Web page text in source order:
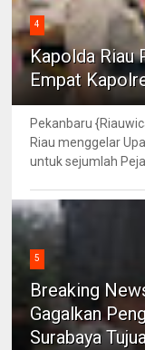
4
Kapolda Riau
Empat
Pekanbaru
Riau menggelar
untuk sejumlah
5
Breaking
Gagalkan
Surabaya